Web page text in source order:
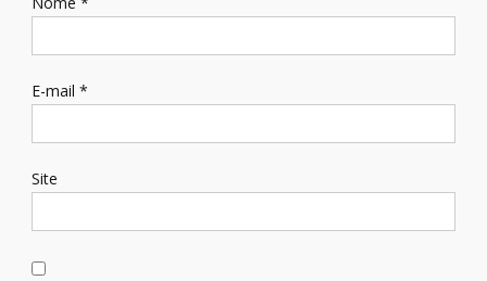
E-mail *
Site